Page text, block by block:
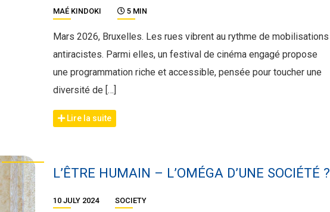
MAÉ KINDOKI 5 MIN
Mars 2026, Bruxelles. Les rues vibrent au rythme de mobilisations
antiracistes. Parmi elles, un festival de cinéma engagé propose
une programmation riche et accessible, pensée pour toucher une
diversité de […]
Lire la suite
L’ÊTRE HUMAIN – L’OMÉGA D’UNE SOCIÉTÉ ?
10 JULY 2024 SOCIETY